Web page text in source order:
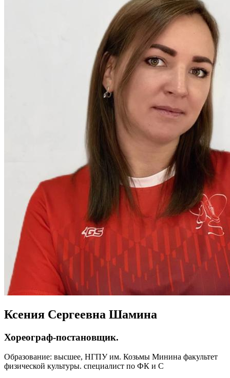
Ксения Сергеевна Шамина
Хореограф-постановщик.
Образование: высшее, НГПУ им. Козьмы Минина факультет
физической культуры. специалист по ФК и С